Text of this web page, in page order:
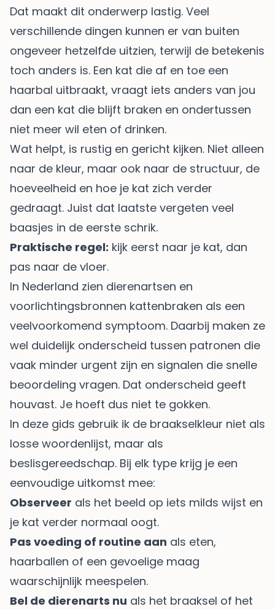
Dat maakt dit onderwerp lastig. Veel
verschillende dingen kunnen er van buiten
ongeveer hetzelfde uitzien, terwijl de betekenis
toch anders is. Een kat die af en toe een
haarbal uitbraakt, vraagt iets anders van jou
dan een kat die blijft braken en ondertussen
niet meer wil eten of drinken.
Wat helpt, is rustig en gericht kijken. Niet alleen
naar de kleur, maar ook naar de structuur, de
hoeveelheid en hoe je kat zich verder
gedraagt. Juist dat laatste vergeten veel
baasjes in de eerste schrik.
Praktische regel: kijk eerst naar je kat, dan
pas naar de vloer.
In Nederland zien dierenartsen en
voorlichtingsbronnen kattenbraken als een
veelvoorkomend symptoom. Daarbij maken ze
wel duidelijk onderscheid tussen patronen die
vaak minder urgent zijn en signalen die snelle
beoordeling vragen. Dat onderscheid geeft
houvast. Je hoeft dus niet te gokken.
In deze gids gebruik ik de braakselkleur niet als
losse woordenlijst, maar als
beslisgereedschap. Bij elk type krijg je een
eenvoudige uitkomst mee:
Observeer als het beeld op iets milds wijst en
je kat verder normaal oogt.
Pas voeding of routine aan als eten,
haarballen of een gevoelige maag
waarschijnlijk meespelen.
Bel de dierenarts nu als het braaksel of het